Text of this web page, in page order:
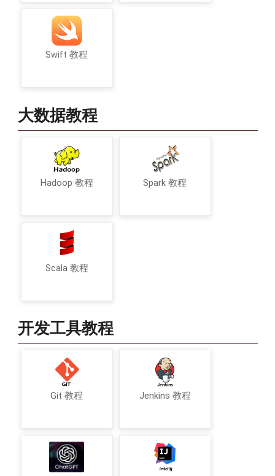
Swift 教程
大数据教程
Hadoop 教程 Spark 教程
Scala 教程
开发工具教程
Git 教程 Jenkins 教程